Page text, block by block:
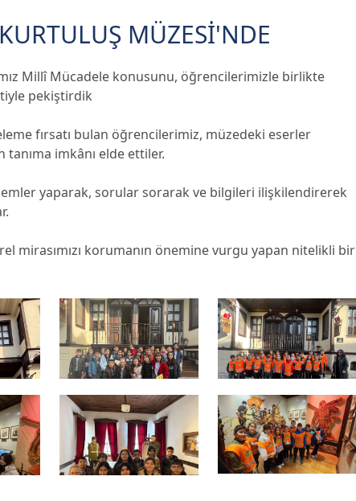
MÜZESİ'NDE
Millî Mücadele konusunu, öğrencilerimizle birlikte
pekiştirdik
fırsatı bulan öğrencilerimiz, müzedeki eserler
tanıma imkânı elde ettiler.
yaparak, sorular sorarak ve bilgileri ilişkilendirerek
mirasımızı korumanın önemine vurgu yapan nitelikli bir